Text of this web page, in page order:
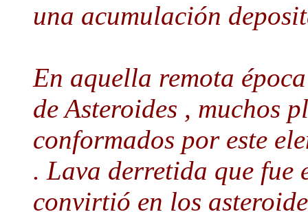
una acumulación
En aquella remota
de Asteroides , muchos
conformados por este
. Lava derretida que fue
convirtió en los